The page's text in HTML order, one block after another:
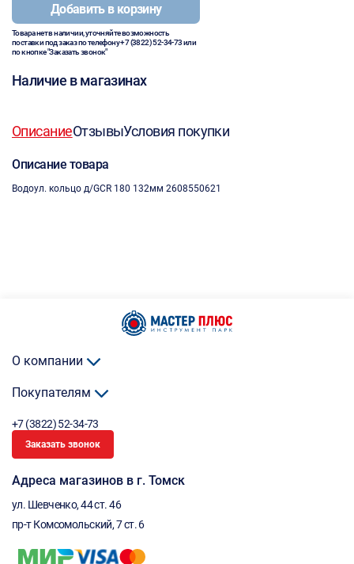
Добавить в корзину
Товара нет в наличии, уточняйте возможность
поставки под заказ по телефону+7 (3822) 52-34-73или
по кнопке "Заказать звонок"
Наличие в магазинах
ОписаниеОтзывыУсловия покупки
Описание товара
Водоул. кольцо д/GCR 180 132мм 2608550621
О компании
Покупателям
+7 (3822) 52-34-73
Заказать звонок
Адреса магазинов в г. Томск
ул. Шевченко, 44 ст. 46
пр-т Комсомольский, 7 ст. 6